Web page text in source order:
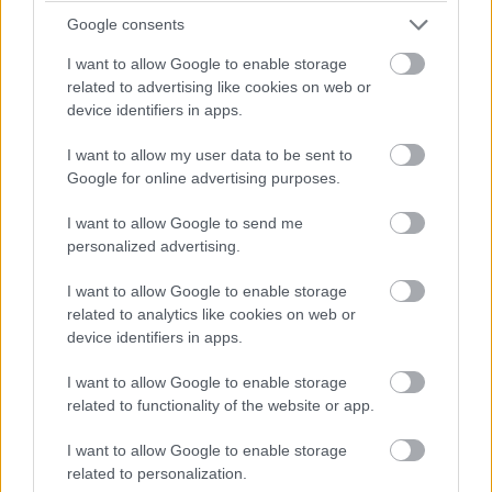
Google consents
I want to allow Google to enable storage
related to advertising like cookies on web or
device identifiers in apps.
I want to allow my user data to be sent to
Google for online advertising purposes.
I want to allow Google to send me
personalized advertising.
I want to allow Google to enable storage
related to analytics like cookies on web or
device identifiers in apps.
I want to allow Google to enable storage
related to functionality of the website or app.
I want to allow Google to enable storage
related to personalization.
kárt, hanem pszichológiai nyomásgyakorlást is bevetett.
A hatósági fellépés végül 2025. július 9-én vezetett
házkutatáshoz, amelynek során több informatikai
eszközt foglaltak le. A vizsgálat során ezekről az
eszközökről előkerült digitális bizonyítékok
alátámasztották a gyanút, és lehetővé tették a férfi
kihallgatását információs rendszer vagy adat
megsértésének bűncselekménye miatt. Bár az elkövető
egyelőre szabadlábon védekezhet, a nyomozás nem
zárult le, a lefoglalt eszközök vizsgálata továbbra is
folyamatban van.
Az eset több szempontból is figyelmeztető: nemcsak a
média, hanem a kiberbiztonsági szakma számára is
fontos üzenetet hordoz. Rávilágít arra, hogy a szabad